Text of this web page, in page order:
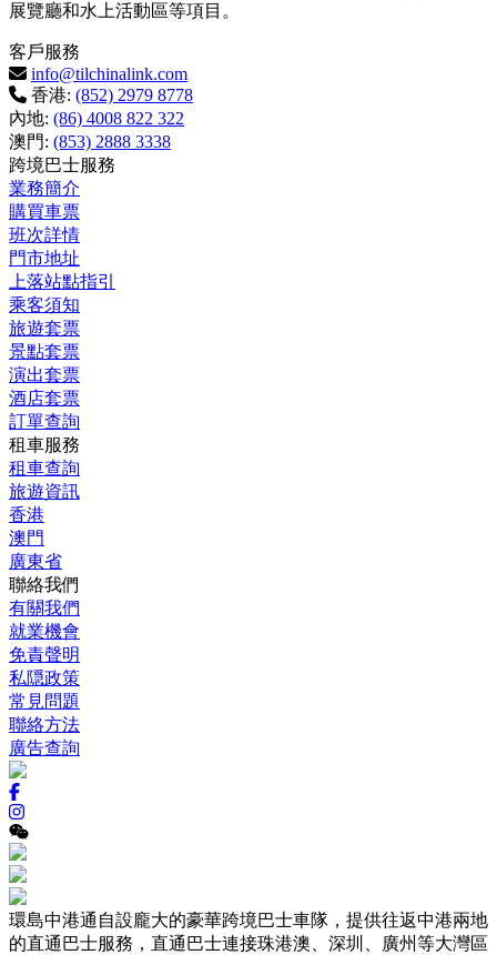
展覽廳和水上活動區等項目。
客戶服務
info@tilchinalink.com
香港: (852) 2979 8778
內地: (86) 4008 822 322
澳門: (853) 2888 3338
跨境巴士服務
業務簡介
購買車票
班次詳情
門市地址
上落站點指引
乘客須知
旅遊套票
景點套票
演出套票
酒店套票
訂單查詢
租車服務
租車查詢
旅遊資訊
香港
澳門
廣東省
聯絡我們
有關我們
就業機會
免責聲明
私隠政策
常見問題
聯絡方法
廣告查詢
環島中港通自設龐大的豪華跨境巴士車隊，提供往返中港兩地
的直通巴士服務，直通巴士連接珠港澳、深圳、廣州等大灣區